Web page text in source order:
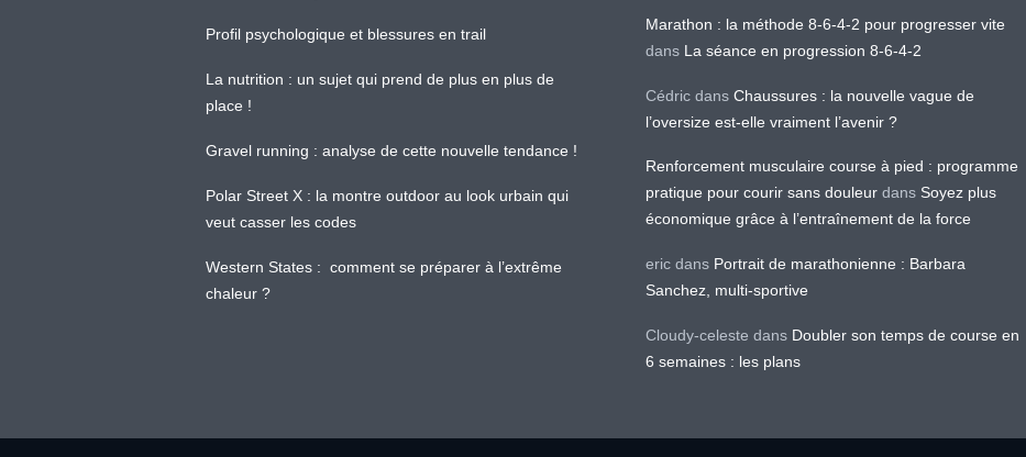
Profil psychologique et blessures en trail
La nutrition : un sujet qui prend de plus en plus de
place !
Gravel running : analyse de cette nouvelle tendance !
Polar Street X : la montre outdoor au look urbain qui
veut casser les codes
Western States : comment se préparer à l’extrême
chaleur ?
Marathon : la méthode 8-6-4-2 pour progresser vite
dans La séance en progression 8-6-4-2
Cédric dans Chaussures : la nouvelle vague de
l’oversize est-elle vraiment l’avenir ?
Renforcement musculaire course à pied : programme
pratique pour courir sans douleur dans Soyez plus
économique grâce à l’entraînement de la force
eric dans Portrait de marathonienne : Barbara
Sanchez, multi-sportive
Cloudy-celeste dans Doubler son temps de course en
6 semaines : les plans